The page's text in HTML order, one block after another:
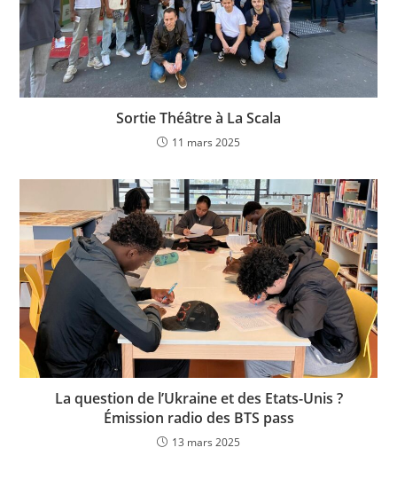
Sortie Théâtre à La Scala
11 mars 2025
La question de l’Ukraine et des Etats-Unis ?
Émission radio des BTS pass
13 mars 2025